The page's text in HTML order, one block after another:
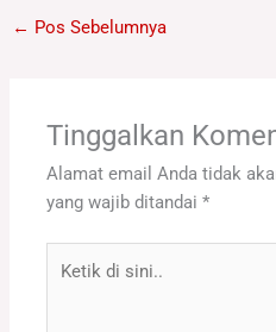
← Pos Sebelumnya
Tinggalkan
Alamat email Anda tidak
yang wajib ditandai*